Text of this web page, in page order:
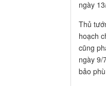
ngày
Thủ
hoạch
cũng
ngày 9/
bảo